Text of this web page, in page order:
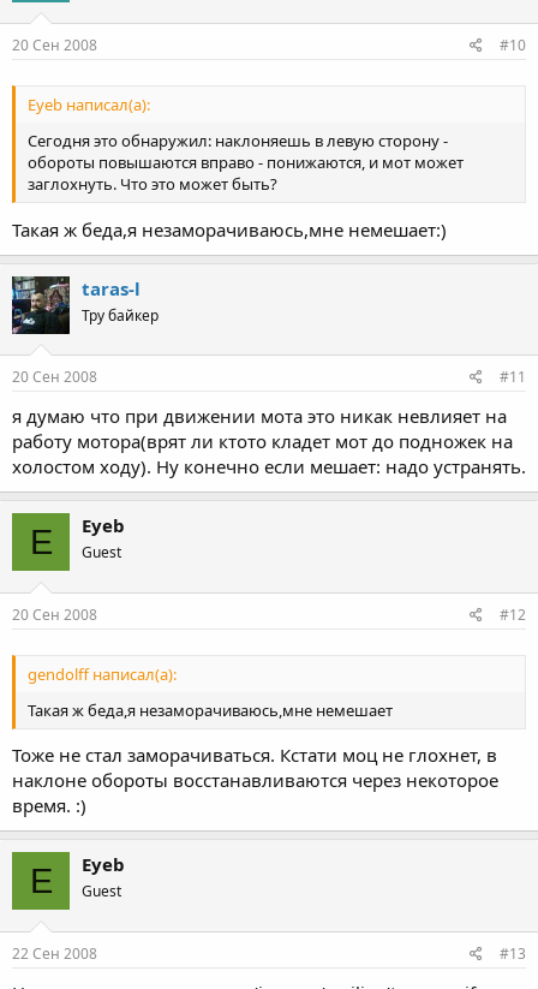
20 Сен 2008 #10
Eyeb написал(а):
Сегодня это обнаружил: наклоняешь в левую сторону -
обороты повышаются вправо - понижаются, и мот может
заглохнуть. Что это может быть?
Такая ж беда,я незаморачиваюсь,мне немешает:)
taras-l
Тру байкер
20 Сен 2008 #11
я думаю что при движении мота это никак невлияет на
работу мотора(врят ли ктото кладет мот до подножек на
холостом ходу). Ну конечно если мешает: надо устранять.
E Eyeb
Guest
20 Сен 2008 #12
gendolff написал(а):
Такая ж беда,я незаморачиваюсь,мне немешает
Тоже не стал заморачиваться. Кстати моц не глохнет, в
наклоне обороты восстанавливаются через некоторое
время. :)
E Eyeb
Guest
22 Сен 2008 #13